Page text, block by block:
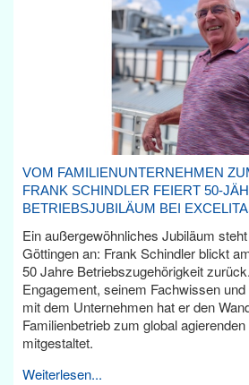
VOM FAMILIENUNTERNEHMEN
FRANK SCHINDLER FEIERT 50-
BETRIEBSJUBILÄUM BEI
Ein außergewöhnliches Jubiläum
Göttingen an: Frank Schindler blickt
50 Jahre Betriebszugehörigkeit
Engagement, seinem Fachwissen
mit dem Unternehmen hat er den
Familienbetrieb zum global
mitgestaltet.
Weiterlesen...